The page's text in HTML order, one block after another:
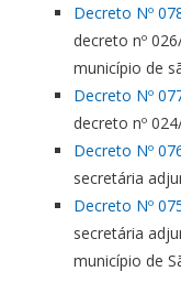
Decreto Nº
decreto nº
município de
Decreto Nº
decreto nº
Decreto Nº
secretária
Decreto Nº
secretária
município de